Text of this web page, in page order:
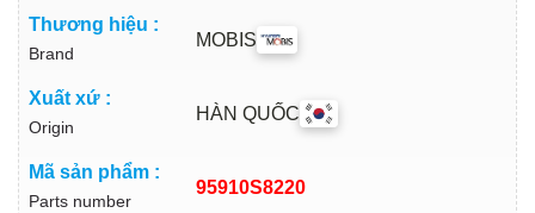
Thương hiệu :
Brand
MOBIS
Xuất xứ :
Origin
HÀN QUỐC
Mã sản phẩm :
Parts number
95910S8220